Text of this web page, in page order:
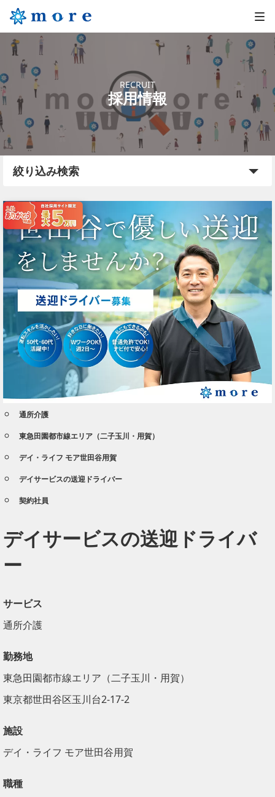
RECRUIT
採用情報
絞り込み検索
通所介護
東急田園都市線エリア（二子玉川・用賀）
デイ・ライフ モア世田谷用賀
デイサービスの送迎ドライバー
契約社員
デイサービスの送迎ドライバ
ー
サービス
通所介護
勤務地
東急田園都市線エリア（二子玉川・用賀）
東京都世田谷区玉川台2-17-2
施設
デイ・ライフ モア世田谷用賀
職種